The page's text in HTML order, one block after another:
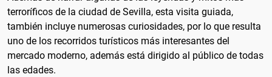
terroríficos de la ciudad de Sevilla, esta visita guiada,
también incluye numerosas curiosidades, por lo que resulta
uno de los recorridos turísticos más interesantes del
mercado moderno, además está dirigido al público de todas
las edades.